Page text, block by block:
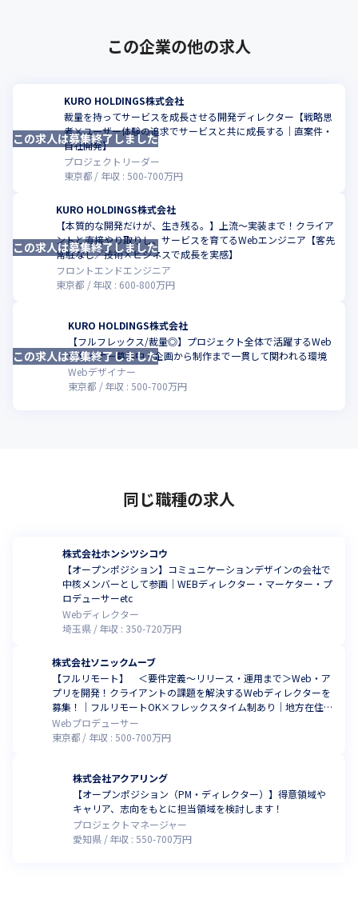
無耶になってしまうケースが多数あります。
・正直無くしたほうが良くないですか？
・無理にデジタル化に便乗していませんか？
私たちは常に思考し、サービスを意味のある“モノ”に昇華させる
提案から実行までを行っています。
この企業の他の求人
KURO HOLDINGS株式会社
裁量を持ってサービスを成長させる開発ディレクター【戦略思
考×ユーザー体験の追求でサービスと共に成長する｜直案件・
自社開発】
プロジェクトリーダー
東京都
年収 : 500-700万円
この求人は募集終了しました
KURO HOLDINGS株式会社
【本質的な開発だけが、生き残る。】上流〜実装まで！クライア
ントと直接やり取りし、サービスを育てるWebエンジニア【客先
常駐なし／技術×ビジネスで成長を実感】
フロントエンドエンジニア
東京都
年収 : 600-800万円
この求人は募集終了しました
KURO HOLDINGS株式会社
【フルフレックス/裁量◎】プロジェクト全体で活躍するWeb
デザイナー募集中！企画から制作まで一貫して関われる環境
Webデザイナー
東京都
年収 :500-700万円
この求人は募集終了しました
同じ職種の求人
株式会社ホンシツシコウ
【オープンポジション】コミュニケーションデザインの会社で
中核メンバーとして参画｜WEBディレクター・マーケター・プ
ロデューサーetc
Webディレクター
埼玉県
年収 : 350-720万円
株式会社ソニックムーブ
【フルリモート】 ＜要件定義～リリース・運用まで＞Web・ア
プリを開発！クライアントの課題を解決するWebディレクターを
募集！｜フルリモートOK×フレックスタイム制あり｜地方在住者
歓迎
Webプロデューサー
東京都
年収 : 500-700万円
株式会社アクアリング
【オープンポジション（PM・ディレクター）】得意領域や
キャリア、志向をもとに担当領域を検討します！
プロジェクトマネージャー
愛知県
年収 :550-700万円